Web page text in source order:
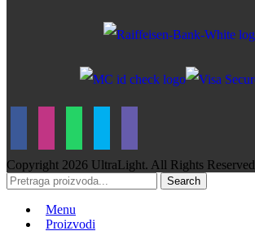
Copyright 2026 UltraLight. All Rights Reserved
Search
Menu
Proizvodi